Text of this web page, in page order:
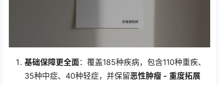
基础保障更全面：覆盖185种疾病，包含110种重疾、
35种中症、40种轻症，并保留恶性肿瘤 - 重度拓展